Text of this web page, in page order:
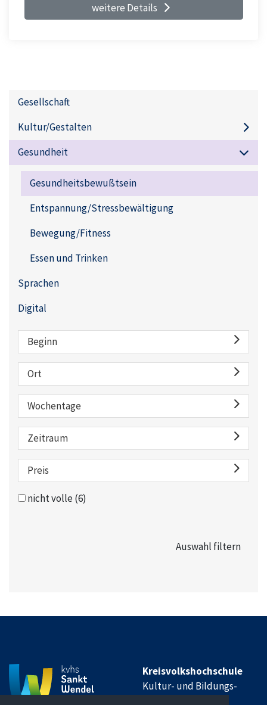
weitere Details
Gesellschaft
Kultur/Gestalten
Gesundheit
Gesundheitsbewußtsein
Entspannung/Stressbewältigung
Bewegung/Fitness
Essen und Trinken
Sprachen
Digital
Beginn
Ort
Wochentage
Zeitraum
Preis
nicht volle(6)
Kreisvolkshochschule
Kultur- und Bildungs-